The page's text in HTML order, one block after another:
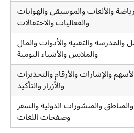
والألعاب والموسيقى والهوايات
والفعاليات والاحتفالات
والمدرسة والتقنية والأدوات والمال
والملابس والأشياء اليومية
والإشارات والأرقام والتحذيرات
والأزرار والتأكيد
والمنشورات الدولية والسفر
وصفحات اللغات